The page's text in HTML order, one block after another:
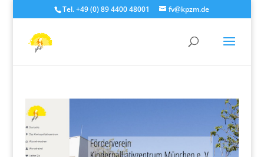
Tel. +49 (0) 89 4400 48001 fv@kpzm.de